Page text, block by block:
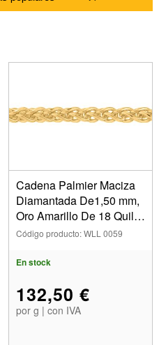
Cadena Palmier Maciza
Diamantada De1,50 mm,
Oro Amarillo De 18 Quilat
Es. Ref. 20037
Código producto: WLL 0059
En stock
132,50 €
por g | con IVA